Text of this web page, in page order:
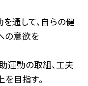
通して、自らの健
の意欲を
動の取組、工夫
目指す。